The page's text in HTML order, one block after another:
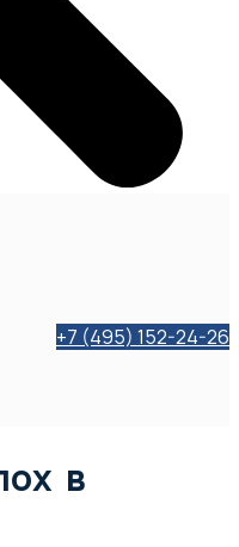
+7 (495) 152-24-26
в